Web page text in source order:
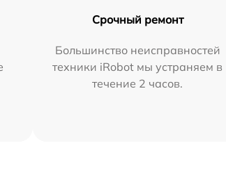
Срочный ремонт
Большинство неисправностей
техники iRobot мы устраняем в
течение 2 часов.